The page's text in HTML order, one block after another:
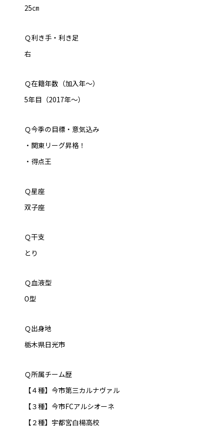
25㎝
Ｑ利き手・利き足
右
Ｑ在籍年数（加入年～）
5年目（2017年～）
Ｑ今季の目標・意気込み
・関東リーグ昇格！
・得点王
Ｑ星座
双子座
Ｑ干支
とり
Ｑ血液型
O型
Ｑ出身地
栃木県日光市
Ｑ所属チーム歴
【４種】今市第三カルナヴァル
【３種】今市FCアルシオーネ
【２種】宇都宮白楊高校